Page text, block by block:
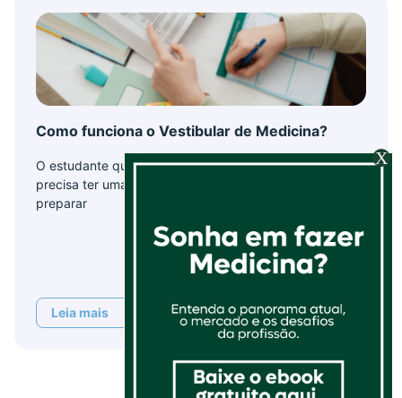
Como funciona o Vestibular de Medicina?
O estudante que deseja prestar vestibular de Medicina
precisa ter uma rotina diferenciada de estudos para se
preparar
Leia mais